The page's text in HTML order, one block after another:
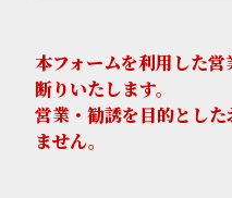
本フォームを利用した
断りいたします。
営業・勧誘を目的とし
ません。